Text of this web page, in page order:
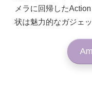
メラに回帰した
状は魅力的なガジェッ